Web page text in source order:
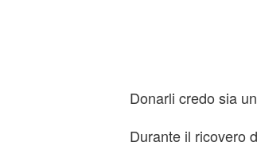
Donarli credo sia
Durante il ricovero